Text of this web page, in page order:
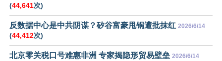
(44,641次)
反数据中心是中共阴谋？矽谷富豪甩锅遭批抹红 2026/6/14
(44,412次)
北京零关税口号难惠非洲 专家揭隐形贸易壁垒 2026/6/14